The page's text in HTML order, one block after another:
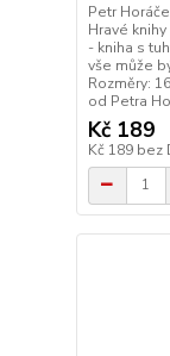
Petr
Hravé
- kniha s
vše může
Rozměry:
od Petra
Kč 189
Kč 189 bez